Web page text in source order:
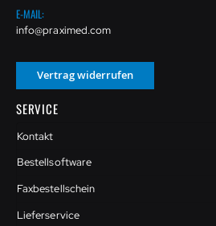
E-MAIL:
info@praximed.com
Vertrag widerrufen
SERVICE
Kontakt
Bestellsoftware
Faxbestellschein
Lieferservice